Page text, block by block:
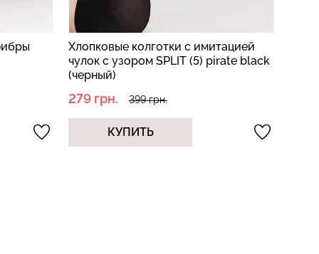
Хлопковые колготки с имитацией
чулок с узором SPLIT (5) pirate black
(черный)
279 грн. 399 грн.
КУПИТЬ